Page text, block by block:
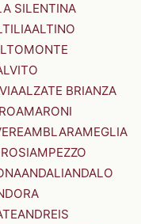
SILENTINA
ALTINO
ALZATE BRIANZA
AMARONI
AMBLARAMEGLIA
AMPEZZO
ANDALIANDALO
ANDREIS